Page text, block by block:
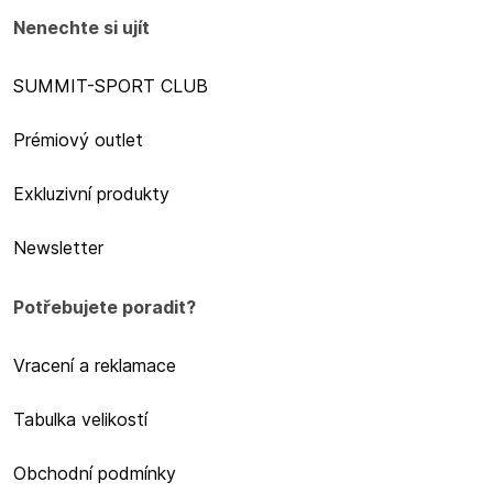
Nenechte si ujít
SUMMIT-SPORT CLUB
Prémiový outlet
Exkluzivní produkty
Newsletter
Potřebujete poradit?
Vracení a reklamace
Tabulka velikostí
Obchodní podmínky